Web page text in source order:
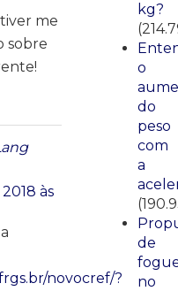
me
sobre
às
novocref/?
kg?
o
do
peso
com
a
de
no